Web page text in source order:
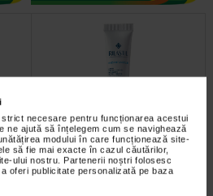
necesare pentru funcționarea acestui
ne ajută să înțelegem cum se navighează
modului în care funcționează site-
să fie mai exacte în cazul căutărilor,
ului nostru. Partenerii noștri folosesc
oferi publicitate personalizată pe baza
HYDROTENSEUR Crema
antirid restructuranta pentru…